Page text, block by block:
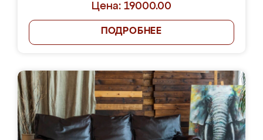
Цена: 19000.00
ПОДРОБНЕЕ